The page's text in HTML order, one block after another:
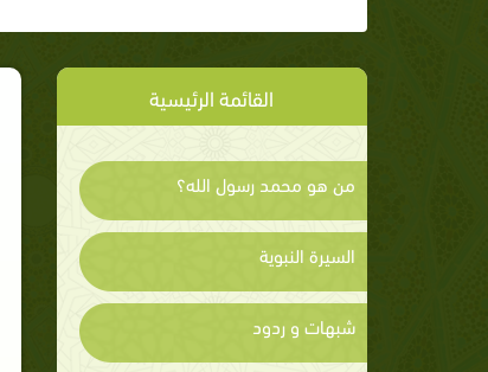
القائمة الرئيسية
من هو محمد رسول الله؟
السيرة النبوية
شبهات و ردود